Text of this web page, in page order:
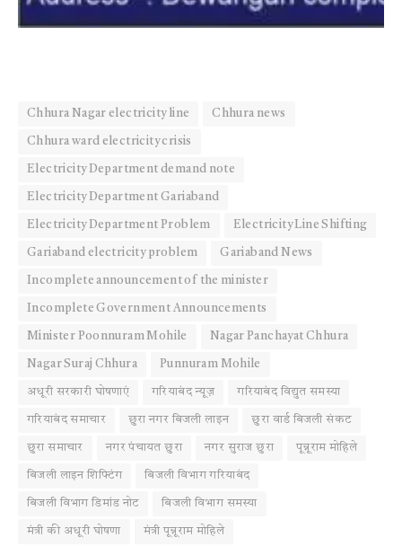
Chhura Nagar electricity line Chhura news
Chhura ward electricity crisis
Electricity Department demand note
Electricity Department Gariaband
Electricity Department Problem Electricity Line Shifting
Gariaband electricity problem Gariaband News
Incomplete announcement of the minister
Incomplete Government Announcements
Minister Poonnuram Mohile Nagar Panchayat Chhura
Nagar Suraj Chhura Punnuram Mohile
अधूरी सरकारी घोषणाएं गरियाबंद न्यूज़ गरियाबंद विद्युत समस्या
गरियाबंद समाचार छुरा नगर बिजली लाइन छुरा वार्ड बिजली संकट
छुरा समाचार नगर पंचायत छुरा नगर सुराज छुरा पून्नूराम मोहिले
बिजली लाइन शिफ्टिंग बिजली विभाग गरियाबंद
बिजली विभाग डिमांड नोट बिजली विभाग समस्या
मंत्री की अधूरी घोषणा मंत्री पून्नूराम मोहिले